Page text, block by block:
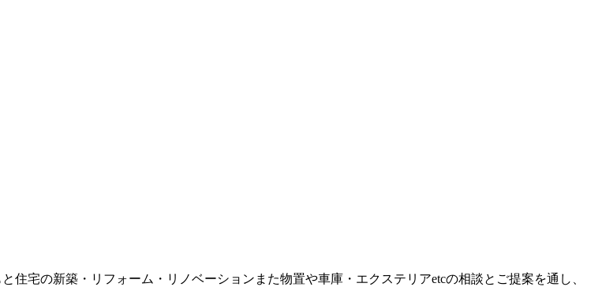
宅の新築・リフォーム・リノベーションまた物置や車庫・エクステリアetcの相談とご提案を通し、